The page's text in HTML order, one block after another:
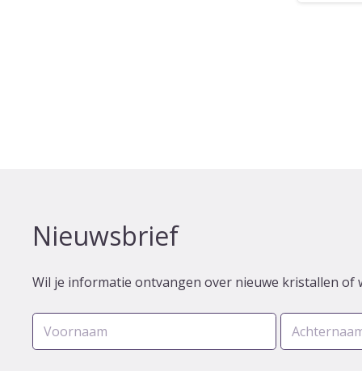
Nieuwsbrief
Wil je informatie ontvangen over nieuwe kristallen of